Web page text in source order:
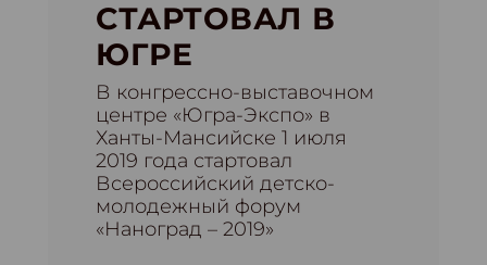
СТАРТОВАЛ В
ЮГРЕ
В конгрессно-выставочном
центре «Югра-Экспо» в
Ханты-Мансийске 1 июля
2019 года стартовал
Всероссийский детско-
молодежный форум
«Наноград – 2019»